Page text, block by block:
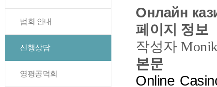
법회 안내
신행상담
영평공덕회
Онлайн
페이지 정보
작성자
본문
Online